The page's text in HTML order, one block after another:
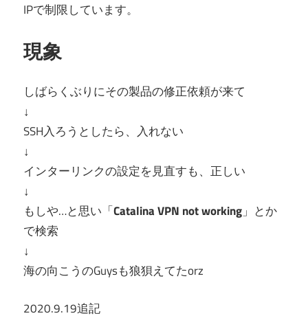
IPで制限しています。
現象
しばらくぶりにその製品の修正依頼が来て
↓
SSH入ろうとしたら、入れない
↓
インターリンクの設定を見直すも、正しい
↓
もしや…と思い「Catalina VPN not working 」とか
で検索
↓
海の向こうのGuysも狼狽えてたorz
2020.9.19追記